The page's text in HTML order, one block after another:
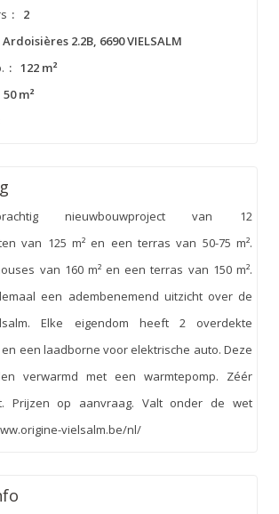
:
2
2.2B, 6690 VIELSALM
: 122 m²
50 m²
nieuwbouwproject van 12
van 125 m² en een terras van 50-75 m².
van 160 m² en een terras van 150 m².
een adembenemend uitzicht over de
Elke eigendom heeft 2 overdekte
een laadborne voor elektrische auto. Deze
verwarmd met een warmtepomp. Zéér
Prijzen op aanvraag. Valt onder de wet
vielsalm.be/nl/